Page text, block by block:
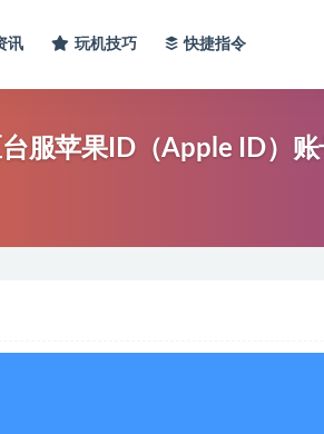
讯 玩机技巧 快捷指令
服苹果ID（Apple ID）